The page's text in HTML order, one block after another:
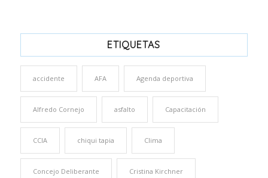
ETIQUETAS
accidente AFA Agenda deportiva
Alfredo Cornejo asfalto Capacitación
CCIA chiqui tapia Clima
Concejo Deliberante Cristina Kirchner